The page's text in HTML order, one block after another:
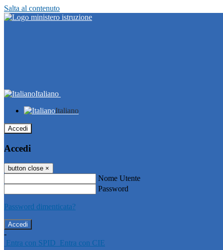
Salta al contenuto
Italiano
Italiano
Accedi
Accedi
button close ×
Nome Utente
Password
Password dimenticata?
-
Entra con SPID Entra con CIE